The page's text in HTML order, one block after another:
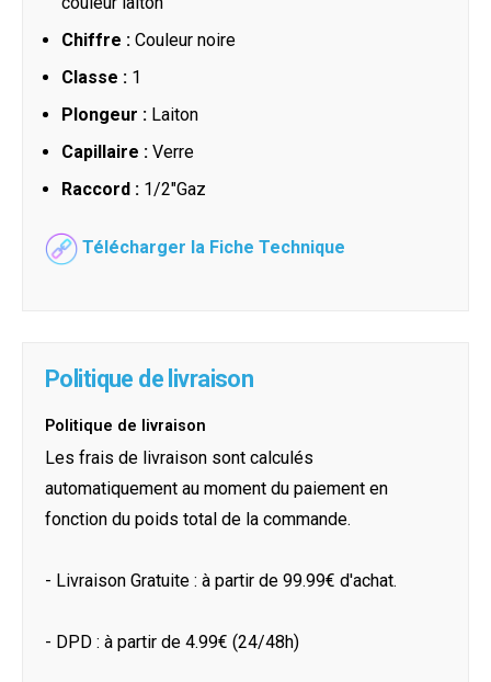
Chiffre : Couleur noire
Classe : 1
Plongeur : Laiton
Capillaire : Verre
Raccord : 1/2"Gaz
Télécharger la Fiche Technique
Politique de livraison
Politique de livraison
Les frais de livraison sont calculés
automatiquement au moment du paiement en
fonction du poids total de la commande.
- Livraison Gratuite : à partir de 99.99€ d'achat.
- DPD : à partir de 4.99€ (24/48h)